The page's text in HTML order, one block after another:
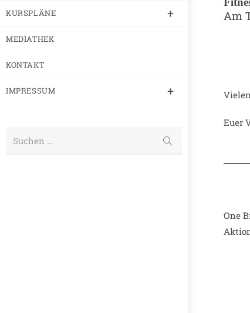
KURSPLÄNE
MEDIATHEK
KONTAKT
IMPRESSUM
Suchen …
Am
Euer
One